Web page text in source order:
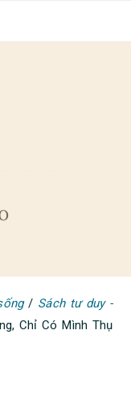
/ Sách tư duy -
Chỉ Có Mình Thụ